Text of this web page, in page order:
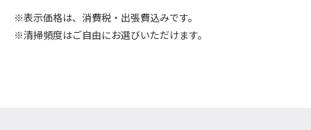
※表示価格は、消費税・出張費込みです。
※清掃頻度はご自由にお選びいただけます。